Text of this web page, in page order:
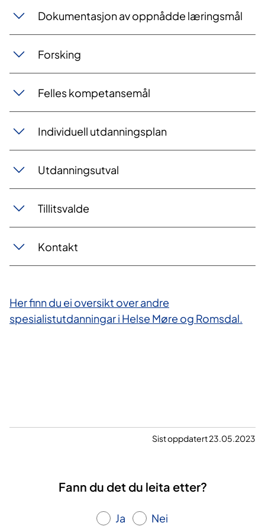
Dokumentasjon av oppnådde læringsmål
Forsking
Felles kompetansemål
Individuell utdanningsplan
Utdanningsutval
Tillitsvalde
Kontakt
Her finn du ei oversikt over andre
spesialistutdanningar i Helse Møre og Romsdal.
Sist oppdatert 23.05.2023
Fann du det du leita etter?
Ja Nei